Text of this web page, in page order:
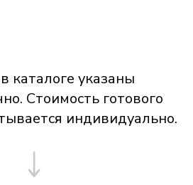
каталоге указаны
Стоимость готового
индивидуально.